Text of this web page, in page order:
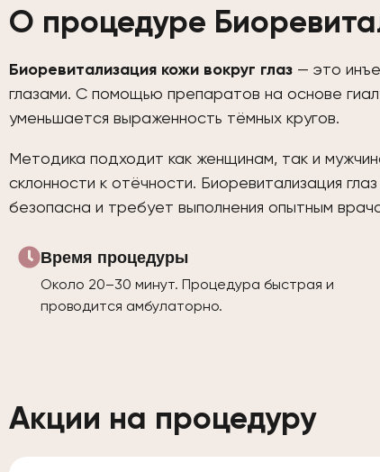
О процедуре
Биоревитализация кожи вокруг глаз — это
глазами. С помощью препаратов на основе
уменьшается выраженность тёмных кругов.
Методика подходит как женщинам, так и
склонности к отёчности. Биоревитализация
безопасна и требует выполнения опытным
Время процедуры
Около 20–30 минут. Процедура быстрая и
проводится амбулаторно.
Акции на процедуру